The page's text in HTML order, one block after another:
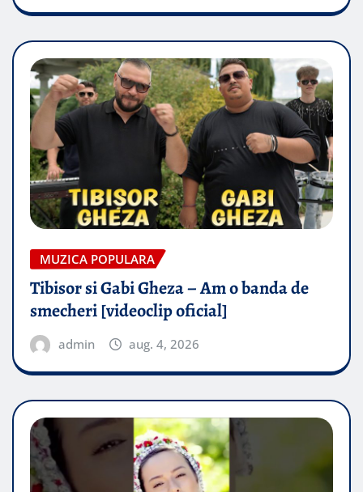
MUZICA POPULARA
Tibisor si Gabi Gheza – Am o banda de
smecheri [videoclip oficial]
admin aug. 4, 2026